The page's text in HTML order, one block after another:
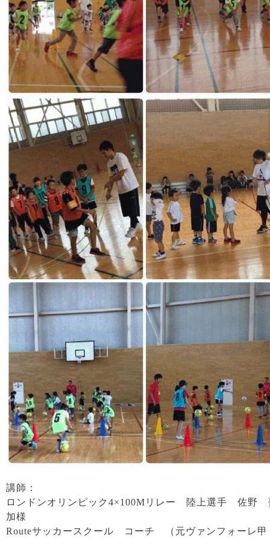
講師：
ロンドンオリンピック4×100Mリレー 陸上選手 佐野
加様
Routeサッカースクール コーチ （元ヴァンフォーレ甲